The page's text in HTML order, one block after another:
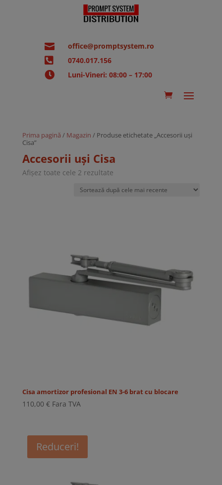
 office@promptsystem.ro
 0740.017.156
 Luni-Vineri: 08:00 – 17:00
Prima pagină / Magazin / Produse etichetate „Accesorii uși
Cisa”
Accesorii uși Cisa
Afișez toate cele 2 rezultateSortat
cele
mai
Cisa amortizor profesional EN 3-6 brat cu blocare
110,00 € Fara TVA
Reduceri!